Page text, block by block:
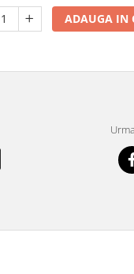
ADAUGA IN